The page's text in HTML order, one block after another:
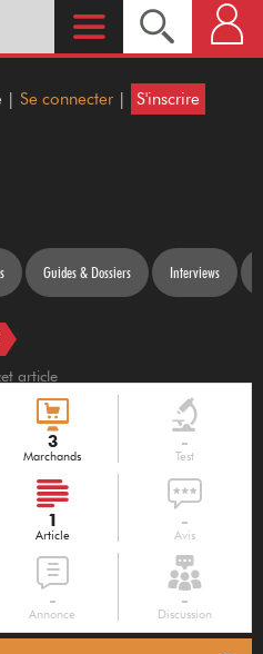
| Se connecter | S'inscrire
Guides & Dossiers Interviews
article
3
Marchands
-
Test
1
Article
-
Avis
-
Annonce
-
Discussion